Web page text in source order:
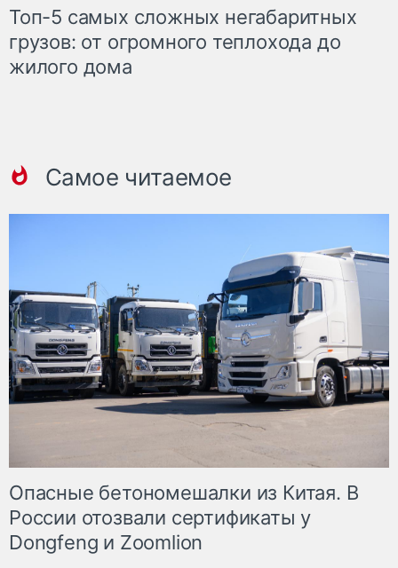
Топ-5 самых сложных негабаритных
грузов: от огромного теплохода до
жилого дома
Самое читаемое
Опасные бетономешалки из Китая. В
России отозвали сертификаты у
Dongfeng и Zoomlion